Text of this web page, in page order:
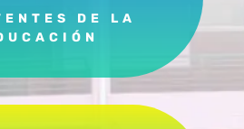
DE LA